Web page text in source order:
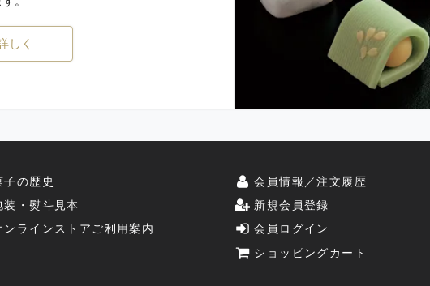
せ（2026.05.5）
開店時間が変更になります。
メール（自動送信）」の情報で手配しております。お客様都合で画面上でアカ
送信）」がきてから2回目の確認メールがとどくまでに約1日かかります。その間
きさます。最初の注文の2回目の確認メールを送る前に変更されておりますので
が異なりますが、お申込み通りにお送りさせていただきます。老松からの確認は
ブランドのルール変更により、クレジットカードの与信期間が短くなり、与信期
しく
子の歴史
装・熨斗見本
ンラインストアご利用案内
会員情報／注文履歴
新規会員登録
会員ログイン
ショッピングカート